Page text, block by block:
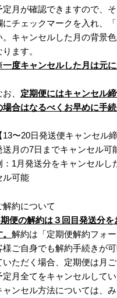
定月が確認できますので、
にチェックマークを入れ、
。キャンセルした月の背景
ります。
度キャンセルした月は元に
、 定期便にはキャンセル
場合はなるべくお早めに手
13〜20日発送便キャンセル締
送月の7日までキャンセル可
：1月発送分をキャンセルし
ル可能
解約について
便の解約は３回目発送分
。解約は 「定期便解約フォー
様ご自身でも解約手続きが
いただく場合、定期便は月
定月全てをキャンセルして
ャンセル方法については、